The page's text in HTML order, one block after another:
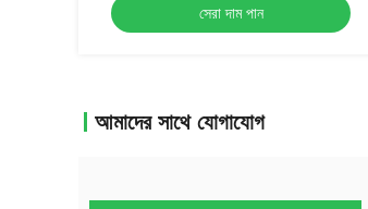
সেরা দাম পান
আমাদের সাথে যোগাযোগ